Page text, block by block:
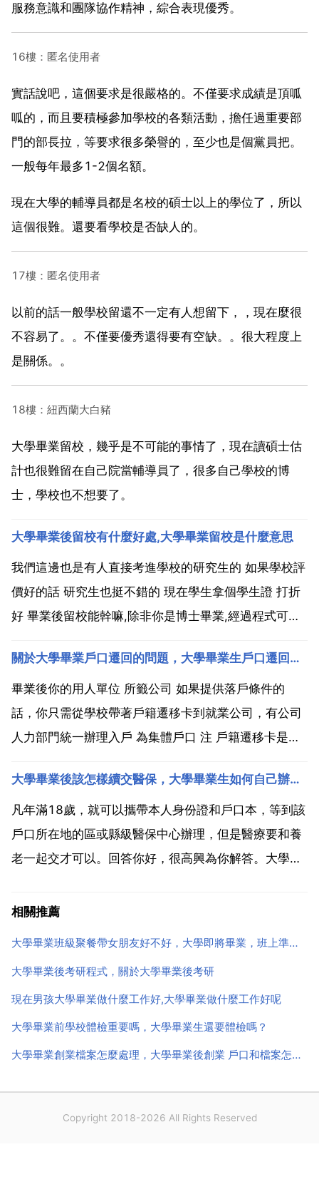
服務意識和團隊協作精神，綜合表現優秀。
16樓：匿名使用者
實話說吧，這個要求是很嚴格的。不僅要求成績是頂呱
呱的，而且要積極參加學校的各類活動，擔任過重要部
門的部長拉，等要求很多榮譽的，至少也是個黨員把。
一般每年最多1-2個名額。
現在大學的輔導員都是名校的碩士以上的學位了，所以
這個很難。還要看學校是否缺人的。
17樓：匿名使用者
以前的話一般學校留還不一定有人想留下，，現在麼很
不容易了。。不僅要優秀還得要有空缺。。很大程度上
是關係。。
18樓：紐西蘭大白豬
大學畢業留校，幾乎是不可能的事情了，現在讀碩士估
計也很難留在自己院當輔導員了，很多自己學校的博
士，學校也不想要了。
大學畢業後留校有什麼好處,大學畢業留校是什麼意思
我們這邊也是有人直接考進學校的研究生的 如果學校評
價好的話 研究生也挺不錯的 現在學生拿個學生證 打折
好 畢業後留校能幹嘛,除非你是博士畢業,經過程式可以
教授,博導才好,不然沒前途 安定吧,其他沒有什麼發展空
間,除非你不斷自己提升吧 兼職輔導員,還...
關於大學畢業戶口遷回的問題，大學畢業生戶口遷回原籍問題
畢業後你的用人單位 所籤公司 如果提供落戶條件的
話，你只需從學校帶著戶籍遷移卡到就業公司，有公司
人力部門統一辦理入戶 為集體戶口 注 戶籍遷移卡是有
用人單位不解決落戶問題，一般會遷回原籍及你家裡，
如果你以前是農村戶口，你遷到學校時已轉為非農業戶
口，而...
大學畢業後該怎樣續交醫保，大學畢業生如何自己辦理醫療保險？
凡年滿18歲，就可以攜帶本人身份證和戶口本，等到該
戶口所在地的區或縣級醫保中心辦理，但是醫療要和養
老一起交才可以。回答你好，很高興為你解答。大學生
險，目前大學生畢業後辦理醫療保險的方式有三種 一種
相關推薦
大學畢業班級聚餐帶女朋友好不好，大學即將畢業，班上準備聚餐，但感覺班上很不和諧不想參與任何班集體活動，這個聚餐我因不應該去呢
大學畢業後考研程式，關於大學畢業後考研
現在男孩大學畢業做什麼工作好,大學畢業做什麼工作好呢
大學畢業前學校體檢重要嗎，大學畢業生還要體檢嗎？
大學畢業創業檔案怎麼處理，大學畢業後創業 戶口和檔案怎樣處理
Copyright 2018-2026 All Rights Reserved